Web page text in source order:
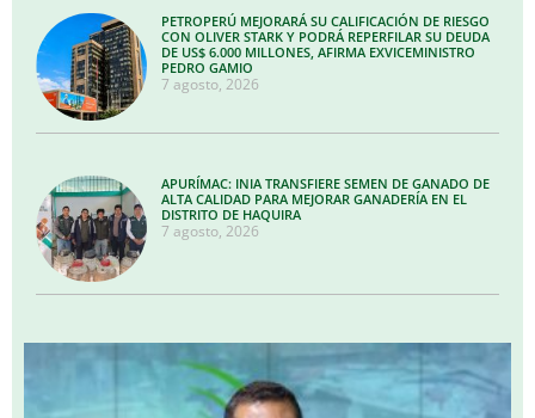
PETROPERÚ MEJORARÁ SU CALIFICACIÓN DE RIESGO
CON OLIVER STARK Y PODRÁ REPERFILAR SU DEUDA
DE US$ 6.000 MILLONES, AFIRMA EXVICEMINISTRO
PEDRO GAMIO
7 agosto, 2026
APURÍMAC: INIA TRANSFIERE SEMEN DE GANADO DE
ALTA CALIDAD PARA MEJORAR GANADERÍA EN EL
DISTRITO DE HAQUIRA
7 agosto, 2026